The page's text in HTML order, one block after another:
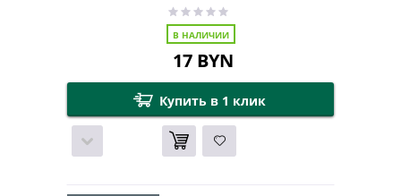
В НАЛИЧИИ
17BYN
Купить в 1 клик